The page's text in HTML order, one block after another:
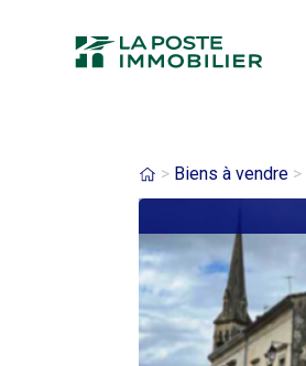
Fil
d'Ariane
Biens à vendre